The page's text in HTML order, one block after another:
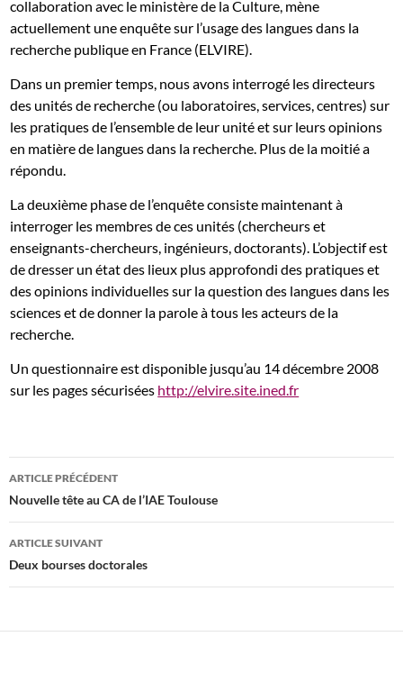
collaboration avec le ministère de la Culture, mène
actuellement une enquête sur l’usage des langues dans la
recherche publique en France (ELVIRE).
Dans un premier temps, nous avons interrogé les directeurs
des unités de recherche (ou laboratoires, services, centres) sur
les pratiques de l’ensemble de leur unité et sur leurs opinions
en matière de langues dans la recherche. Plus de la moitié a
répondu.
La deuxième phase de l’enquête consiste maintenant à
interroger les membres de ces unités (chercheurs et
enseignants-chercheurs, ingénieurs, doctorants). L’objectif est
de dresser un état des lieux plus approfondi des pratiques et
des opinions individuelles sur la question des langues dans les
sciences et de donner la parole à tous les acteurs de la
recherche.
Un questionnaire est disponible jusqu’au 14 décembre 2008
sur les pages sécurisées http://elvire.site.ined.fr
Navigation
des
articles
ARTICLE PRÉCÉDENT
Nouvelle tête au CA de l’IAE Toulouse
ARTICLE SUIVANT
Deux bourses doctorales